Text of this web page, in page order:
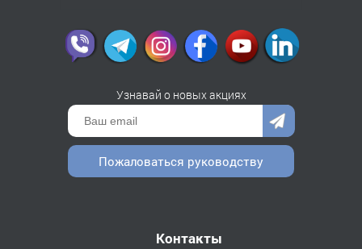
Узнавай о новых акциях
Пожаловаться руководству
Контакты